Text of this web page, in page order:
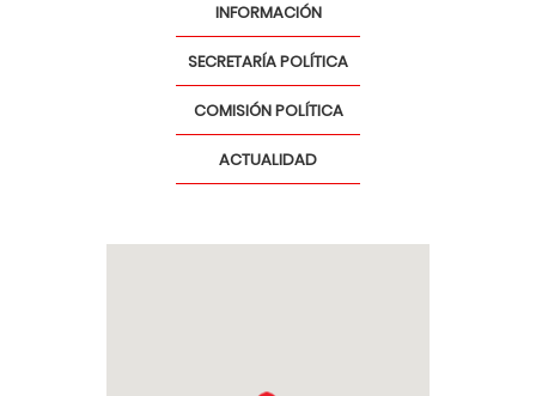
INFORMACIÓN
SECRETARÍA POLÍTICA
COMISIÓN POLÍTICA
ACTUALIDAD